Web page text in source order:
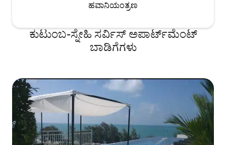
ಹವಾನಿಯಂತ್ರಣ
ಕುಟುಂಬ-ಸ್ನೇಹಿ ಸರ್ವಿಸ್ ಅಪಾರ್ಟ್‌ಮೆಂಟ್
ಬಾಡಿಗೆಗಳು